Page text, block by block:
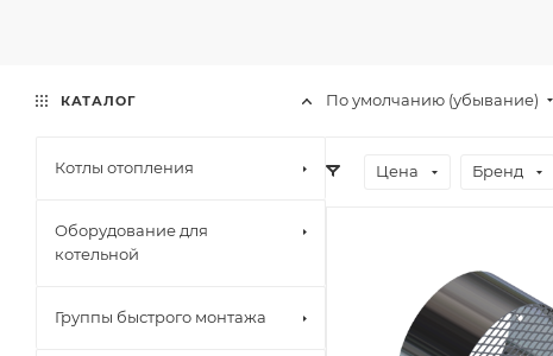
По умолчанию (убывание)
Цена Бренд
КАТАЛОГ
Котлы отопления
Оборудование для
котельной
Группы быстрого монтажа